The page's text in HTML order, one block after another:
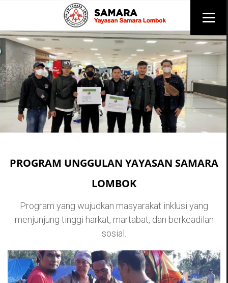
PROGRAM UNGGULAN YAYASAN SAMARA
LOMBOK
Program yang wujudkan masyarakat inklusi yang
menjunjung tinggi harkat, martabat, dan berkeadilan
sosial.